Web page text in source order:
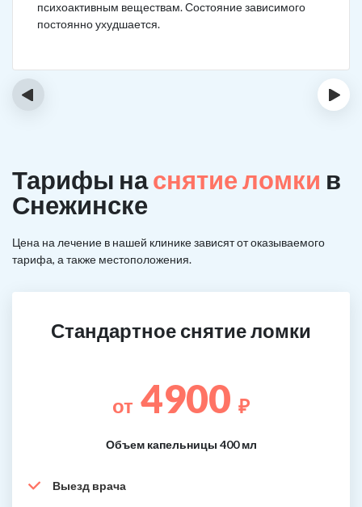
психоактивным веществам. Состояние зависимого
постоянно ухудшается.
‹ ›
Тарифы наснятие ломки в
Снежинске
Цена на лечение в нашей клинике зависят от оказываемого
тарифа, а также местоположения.
Стандартное снятие ломки
от 4900 ₽
Объем капельницы 400 мл
Выезд врача